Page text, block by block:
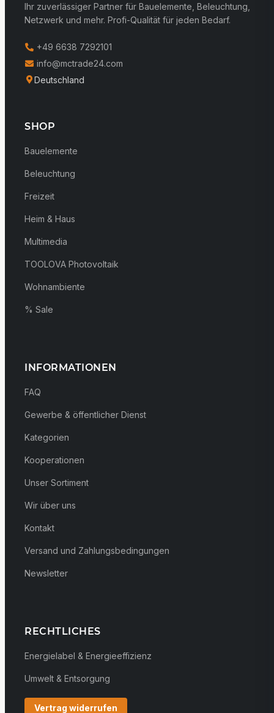
Ihr zuverlässiger Partner für Bauelemente, Beleuchtung,
Netzwerk und mehr. Profi-Qualität für jeden Bedarf.
+49 6638 7292101
info@mctrade24.com
Deutschland
SHOP
Bauelemente
Beleuchtung
Freizeit
Heim & Haus
Multimedia
TOOLOVA Photovoltaik
Wohnambiente
% Sale
INFORMATIONEN
FAQ
Gewerbe & öffentlicher Dienst
Kategorien
Kooperationen
Unser Sortiment
Wir über uns
Kontakt
Versand und Zahlungsbedingungen
Newsletter
RECHTLICHES
Energielabel & Energieeffizienz
Umwelt & Entsorgung
Vertrag widerrufen